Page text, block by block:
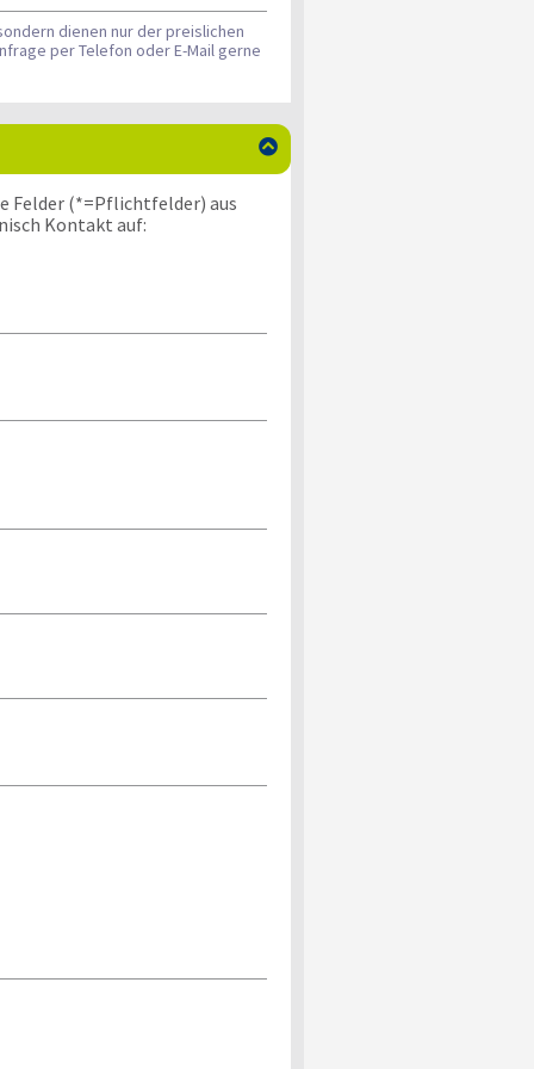
dienen nur der preislichen
per Telefon oder E-Mail gerne

Felder (*=Pflichtfelder) aus
Kontakt auf: